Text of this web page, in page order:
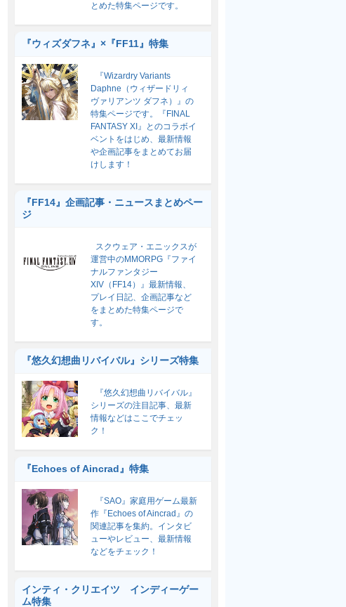
とめた特集ページです。
『ウィズダフネ』×『FF11』特集
『Wizardry Variants
Daphne（ウィザードリィ
ヴァリアンツ ダフネ）』の
特集ページです。『FINAL
FANTASY XI』とのコラボイ
ベントをはじめ、最新情報
や企画記事をまとめてお届
けします！
『FF14』企画記事・ニュースまとめペー
ジ
スクウェア・エニックスが
運営中のMMORPG『ファイ
ナルファンタジー
XIV（FF14）』最新情報、
プレイ日記、企画記事など
をまとめた特集ページで
す。
『悠久幻想曲リバイバル』シリーズ特集
『悠久幻想曲リバイバル』
シリーズの注目記事、最新
情報などはここでチェッ
ク！
『Echoes of Aincrad』特集
『SAO』家庭用ゲーム最新
作『Echoes of Aincrad』の
関連記事を集約。インタビ
ューやレビュー、最新情報
などをチェック！
インティ・クリエイツ インディーゲー
ム特集